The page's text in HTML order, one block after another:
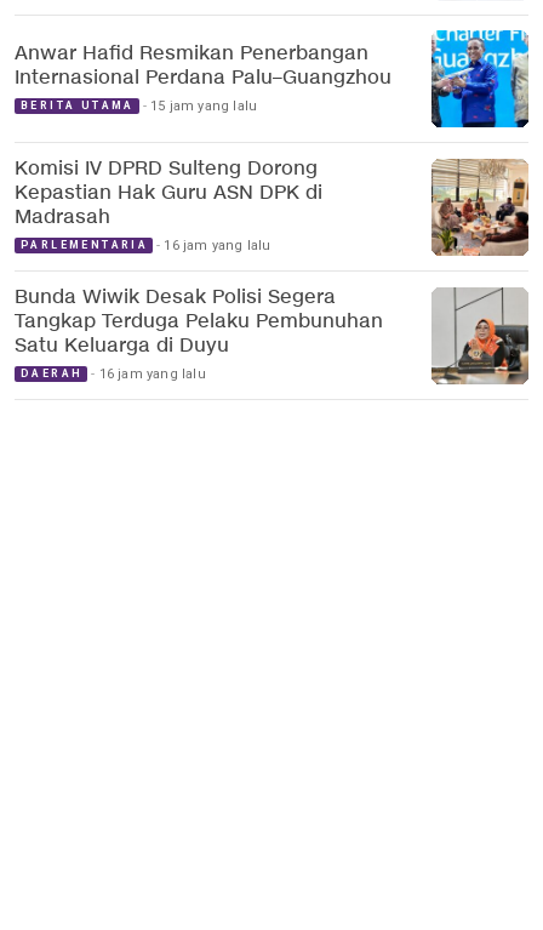
Anwar Hafid Resmikan Penerbangan
Internasional Perdana Palu–Guangzhou
BERITA UTAMA 15 jam yang lalu
Komisi IV DPRD Sulteng Dorong
Kepastian Hak Guru ASN DPK di
Madrasah
PARLEMENTARIA 16 jam yang lalu
Bunda Wiwik Desak Polisi Segera
Tangkap Terduga Pelaku Pembunuhan
Satu Keluarga di Duyu
DAERAH 16 jam yang lalu